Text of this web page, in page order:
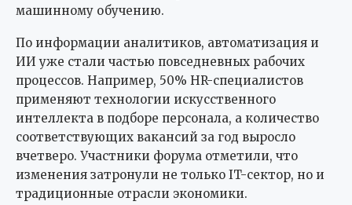
машинному обучению.
По информации аналитиков, автоматизация и
ИИ уже стали частью повседневных рабочих
процессов. Например, 50% HR-специалистов
применяют технологии искусственного
интеллекта в подборе персонала, а количество
соответствующих вакансий за год выросло
вчетверо. Участники форума отметили, что
изменения затронули не только IT-сектор, но и
традиционные отрасли экономики.